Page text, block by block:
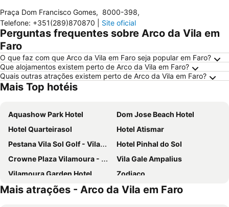
Praça Dom Francisco Gomes, 8000-398,
Telefone: +351(289)870870 Site oficial
Perguntas frequentes sobre Arco da Vila em
Faro
O que faz com que Arco da Vila em Faro seja popular em Faro?
Que alojamentos existem perto de Arco da Vila em Faro?
Quais outras atrações existem perto de Arco da Vila em Faro?
Mais Top hotéis
Aquashow Park Hotel
Dom Jose Beach Hotel
Hotel Quarteirasol
Hotel Atismar
Pestana Vila Sol Golf - Vilamoura
Hotel Pinhal do Sol
Crowne Plaza Vilamoura - Algarve By Ihg
Vila Gale Ampalius
Vilamoura Garden Hotel
Zodiaco
Real Marina Hotel & Spa
Tivoli Marina Vilamoura Algarve Resort
Mais atrações - Arco da Vila em Faro